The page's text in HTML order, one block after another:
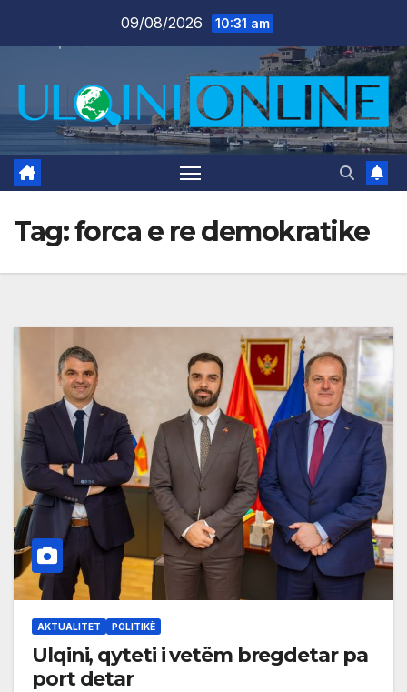
09/08/2026 10:31 am
Tag:forca e re demokratike
AKTUALITET POLITIKË
Ulqini, qyteti i vetëm bregdetar pa
port detar